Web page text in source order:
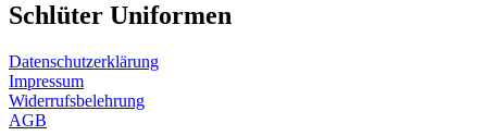
Schlüter Uniformen
Datenschutzerklärung
Impressum
Widerrufsbelehrung
AGB